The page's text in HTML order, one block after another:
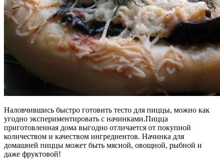
Наловчившись быстро готовить тесто для пиццы, можно как
угодно экспериментировать с начинками.Пицца
приготовленная дома выгодно отличается от покупной
количеством и качеством ингредиентов. Начинка для
домашней пиццы может быть мясной, овощной, рыбной и
даже фруктовой!